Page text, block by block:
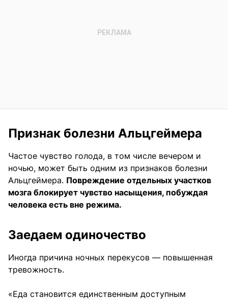
Признак болезни Альцгеймера
Частое чувство голода, в том числе вечером и
ночью, может быть одним из признаков болезни
Альцгеймера. Повреждение отдельных участков
мозга блокирует чувство насыщения, побуждая
человека есть вне режима.
Заедаем одиночество
Иногда причина ночных перекусов — повышенная
тревожность.
«Еда становится единственным доступным